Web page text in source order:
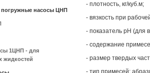
насосы ЦНП
1ЦНП - для
жидкостей
- плотность, кг/куб.м;
- вязкость при
- показатель pH (для
- содержание
- размер твердых
- тип примесей: